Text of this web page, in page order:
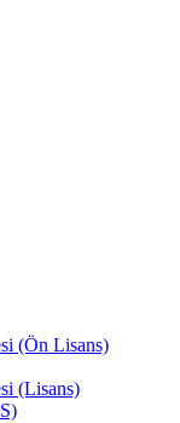
(Ön Lisans)
(Lisans)